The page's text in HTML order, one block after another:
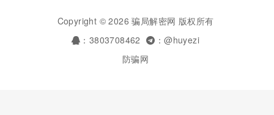
Copyright © 2026 骗局解密网 版权所有
：3803708462
：@huyezi
防骗网